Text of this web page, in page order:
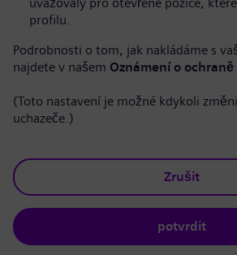
profilu.
Podrobnosti o tom, jak nakládáme s
najdete v našem Oznámení o
(Toto nastavení je možné kdykoli
uchazeče.)
Zrušit
potvrdit